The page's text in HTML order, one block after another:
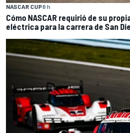
NASCAR CUP8 h
Cómo NASCAR requirió de su
eléctrica para la carrera de San